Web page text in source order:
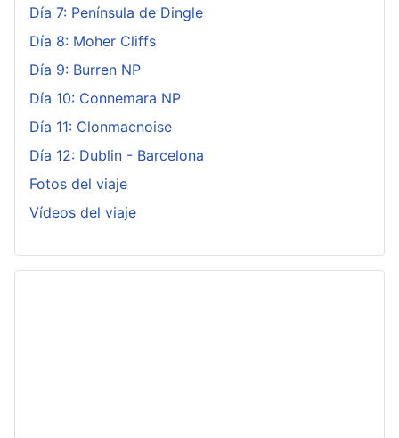
Día 7: Península de Dingle
Día 8: Moher Cliffs
Día 9: Burren NP
Día 10: Connemara NP
Día 11: Clonmacnoise
Día 12: Dublin - Barcelona
Fotos del viaje
Vídeos del viaje